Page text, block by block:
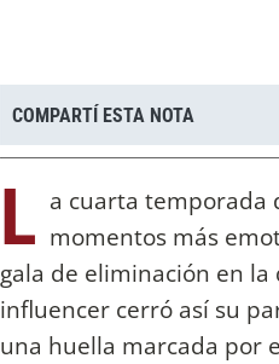
COMPARTÍ ESTA NOTA
L a cuarta temporada
momentos más
gala de eliminación en
influencer cerró así su
una huella marcada por